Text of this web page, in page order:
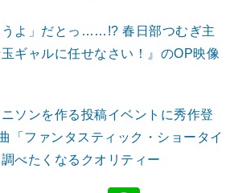
うよ」だとっ……!? 春日部つむぎ主
ギャルに任せなさい！』のOP映像
ソンを作る投稿イベントに秀作登
「ファンタスティック・ショータイ
べたくなるクオリティー